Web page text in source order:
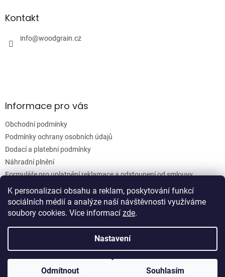
K personalizaci obsahu a reklam, poskytování funkcí
sociálních médií a analýze naší návštěvnosti využíváme
soubory cookies. Více informací zde.
Nastavení
Odmítnout Souhlasím
aKontakt
info@woodgrain.cz
Informace pro vás
Obchodní podmínky
Podmínky ochrany osobních údajů
Dodací a platební podmínky
Náhradní plnění
Formuláře pro uplatnění reklamace a odstoupení od smlouvy
Moje objednávka
Woodgrain s.r.o.
Upravit nastavení cookies